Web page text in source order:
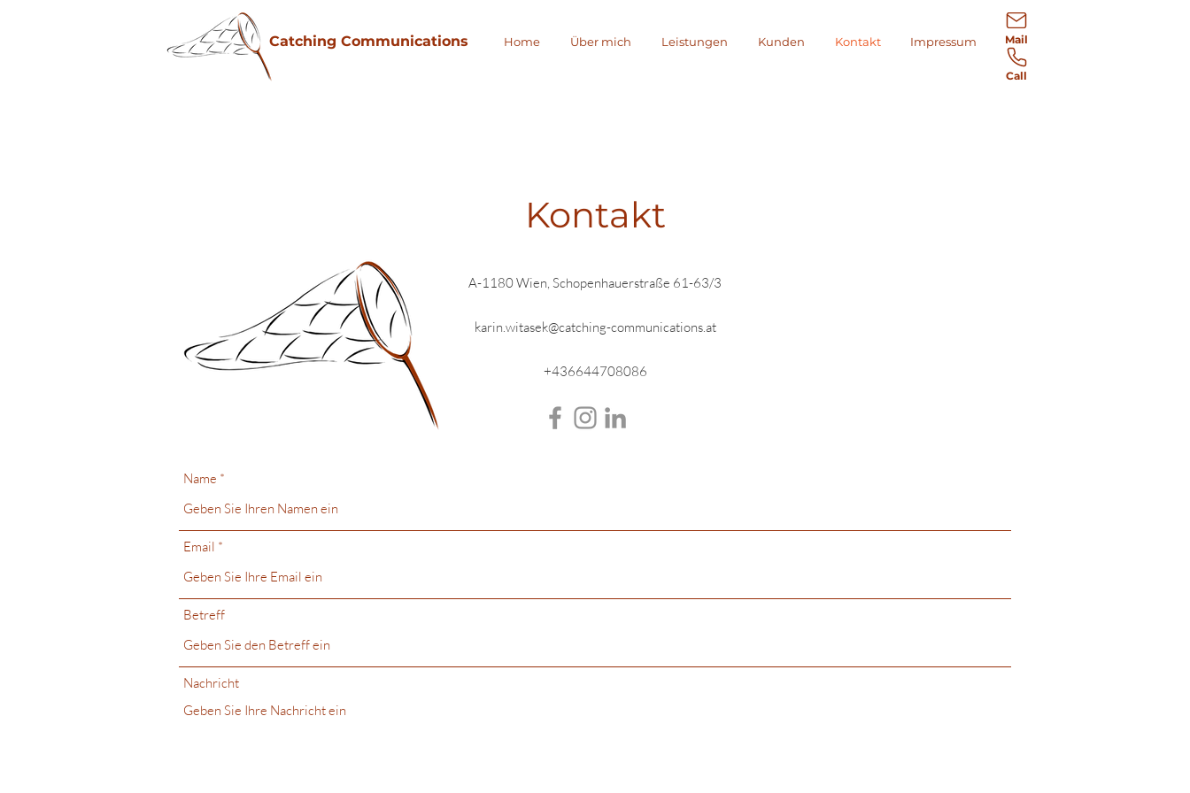
Catching Communications Home Über mich Leistungen Kunden Kontakt Impressum Mail
Call
Kontakt
A-1180 Wien, Schopenhauerstraße 61-63/3
karin.witasek@catching-communications.at
+436644708086
Name
Email
Betreff
Nachricht